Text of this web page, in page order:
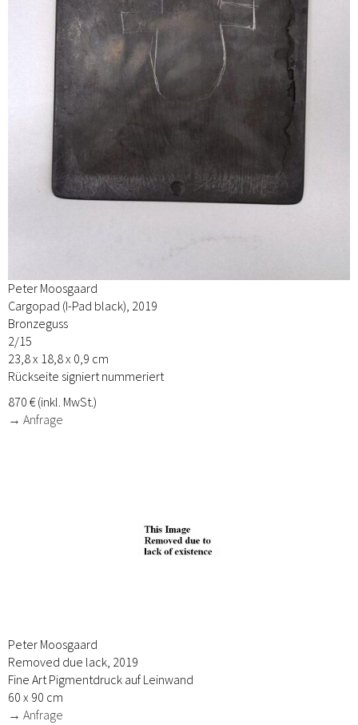
Peter Moosgaard
Cargopad (I-Pad black), 2019
Bronzeguss
2/15
23,8 x 18,8 x 0,9 cm
Rückseite signiert nummeriert
870 € (inkl. MwSt.)
→ Anfrage
Peter Moosgaard
Removed due lack, 2019
Fine Art Pigmentdruck auf Leinwand
60 x 90 cm
→ Anfrage